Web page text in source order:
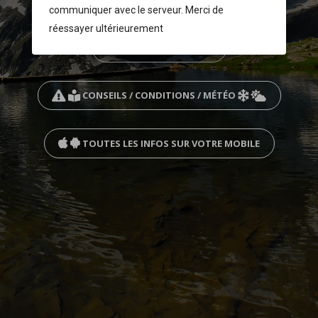
CONSEILS / CONDITIONS / MÉTÉO
TOUTES LES INFOS SUR VOTRE MOBILE
communiquer avec le serveur. Merci de
réessayer ultérieurement